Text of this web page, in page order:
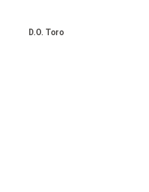
D.O. Toro